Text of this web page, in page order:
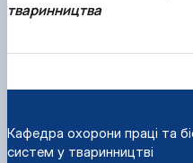
тваринництва
Кафедра охорони праці та
систем у тваринництві